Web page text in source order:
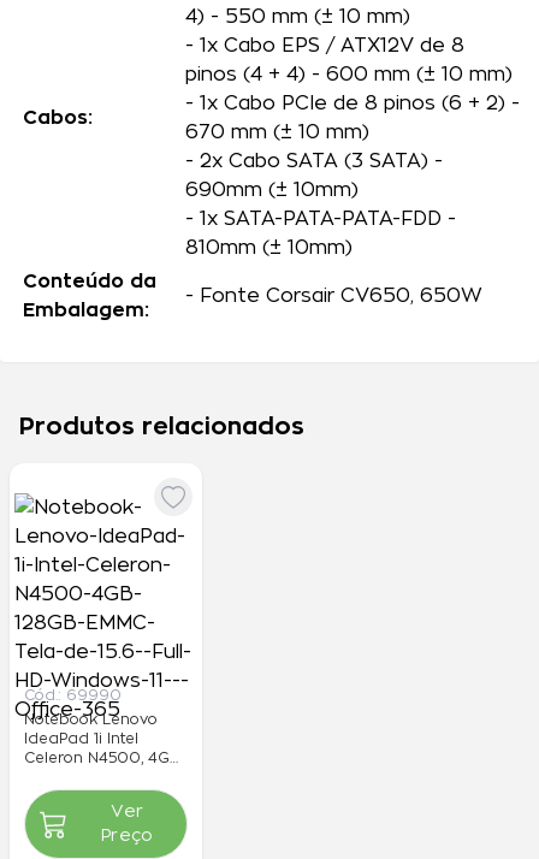
Produtos relacionados
Cód.: 69990
Notebook Lenovo
IdeaPad 1i Intel
Celeron N4500, 4GB,
15.6" Full HD,
Windows 11 + Office
365
Por R$ 2.470,00
à
vista
ou 3x de R$ 823,33
Ver
Preço